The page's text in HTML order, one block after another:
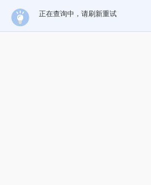
正在查询中，请刷新重试